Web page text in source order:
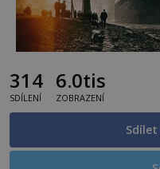
314
SDÍLENÍ
6.0tis
ZOBRAZENÍ
Sdílet